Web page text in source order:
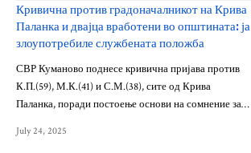
Кривична против градоначалникот на Крива
Паланка и двајца вработени во општината: ја
злоупотребиле службената положба
СВР Куманово поднесе кривична пријава против
К.П.(59), М.К.(41) и С.М.(38), сите од Крива
Паланка, поради постоење основи на сомнение за…
July 24, 2025